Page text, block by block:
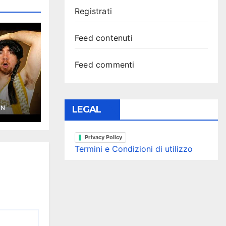
Registrati
Feed contenuti
Feed commenti
LEGAL
Privacy Policy
Termini e Condizioni di utilizzo